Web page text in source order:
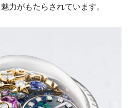
力がもたらされています。